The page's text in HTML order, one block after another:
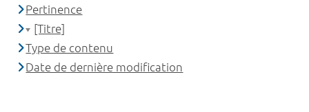
Pertinence
[Titre]
Type de contenu
Date de dernière modification